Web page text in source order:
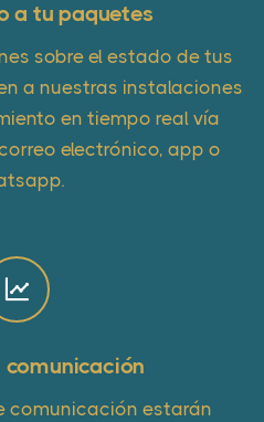
a tu paquetes
sobre el estado de tus
a nuestras instalaciones
en tiempo real vía
electrónico, app o
comunicación
comunicación estarán